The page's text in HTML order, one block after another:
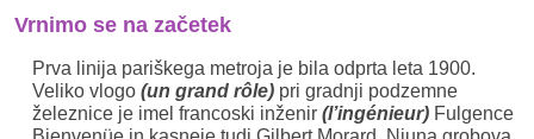
Vrnimo se na začetek
Prva linija pariškega metroja je bila odprta leta 1900.
Veliko vlogo (un grand rôle) pri gradnji podzemne
železnice je imel francoski inženir (l’ingénieur) Fulgence